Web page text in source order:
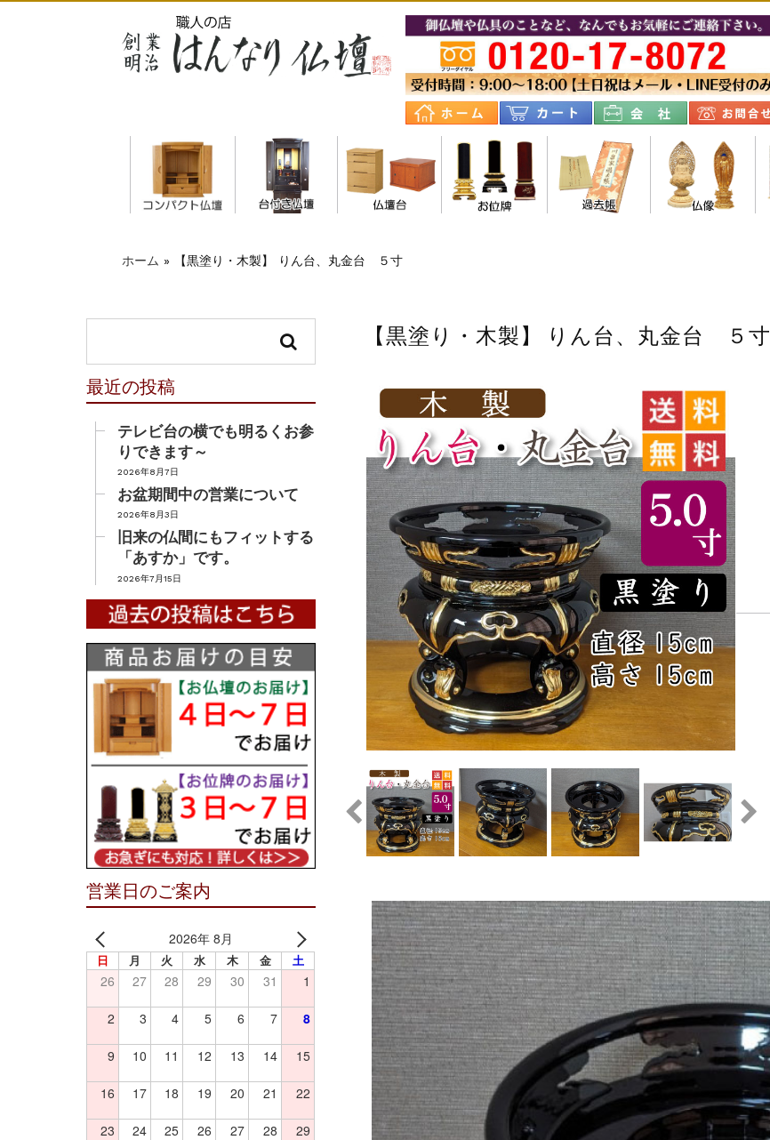
ホーム » 【黒塗り・木製】 りん台、丸金台 ５寸
【黒塗り・木製】 りん台、丸金台 ５寸
最近の投稿
テレビ台の横でも明るくお参
りできます～
2026年8月7日
お盆期間中の営業について
2026年8月3日
旧来の仏間にもフィットする
「あすか」です。
2026年7月15日
営業日のご案内
2026年 8月
日 月 火 水 木 金 土
26 27 28 29 30 31 1
2 3 4 5 6 7 8
9 10 11 12 13 14 15
16 17 18 19 20 21 22
23 24 25 26 27 28 29